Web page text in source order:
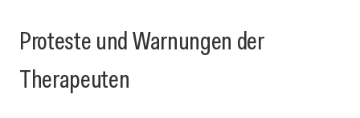
Proteste und Warnungen der
Therapeuten